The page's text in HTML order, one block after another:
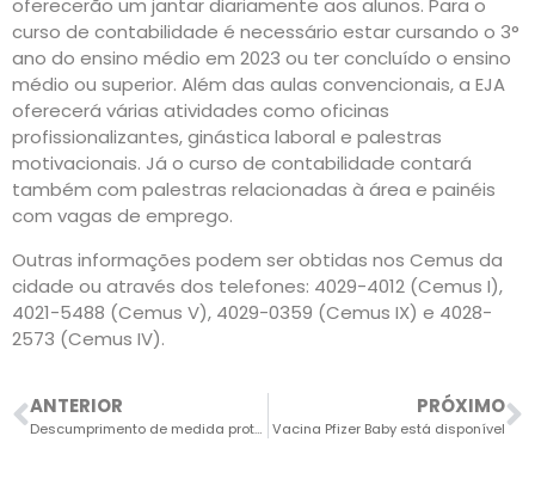
oferecerão um jantar diariamente aos alunos. Para o
curso de contabilidade é necessário estar cursando o 3°
ano do ensino médio em 2023 ou ter concluído o ensino
médio ou superior. Além das aulas convencionais, a EJA
oferecerá várias atividades como oficinas
profissionalizantes, ginástica laboral e palestras
motivacionais. Já o curso de contabilidade contará
também com palestras relacionadas à área e painéis
com vagas de emprego.
Outras informações podem ser obtidas nos Cemus da
cidade ou através dos telefones: 4029-4012 (Cemus I),
4021-5488 (Cemus V), 4029-0359 (Cemus IX) e 4028-
2573 (Cemus IV).
ANTERIOR
Descumprimento de medida protetiva causa prisão
PRÓXIMO
Vacina Pfizer Baby está disponível